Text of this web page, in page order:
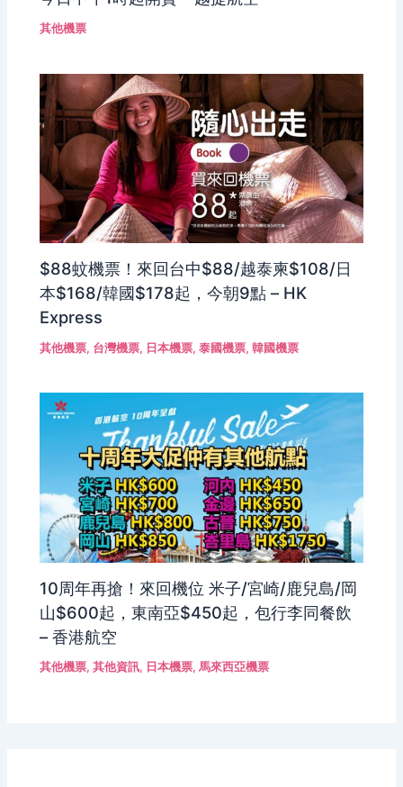
其他機票
$88蚊機票！來回台中$88/越泰柬$108/日
本$168/韓國$178起，今朝9點 – HK
Express
其他機票, 台灣機票, 日本機票,泰國機票,韓國機票
10周年再搶！來回機位 米子/宮崎/鹿兒島/岡
山$600起，東南亞$450起，包行李同餐飲
– 香港航空
其他機票,其他資訊, 日本機票,馬來西亞機票